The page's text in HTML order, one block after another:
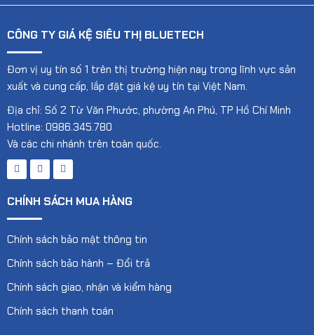
CÔNG TY GIÁ KỆ SIÊU THỊ BLUETECH
Đơn vị uy tín số 1 trên thị trường hiện nay trong lĩnh vực sản
xuất và cung cấp, lắp đặt giá kệ uy tín tại Việt Nam.
Địa chỉ: Số 2 Từ Văn Phước, phường An Phú, TP Hồ Chí Minh
Hotline: 0986.345.780
Và các chi nhánh trên toàn quốc.
CHÍNH SÁCH MUA HÀNG
Chính sách bảo mật thông tin
Chính sách bảo hành – Đổi trả
Chính sách giao, nhận và kiểm hàng
Chính sách thanh toán